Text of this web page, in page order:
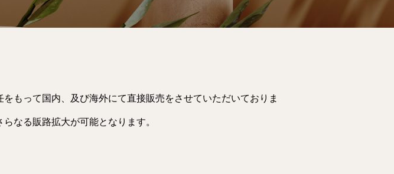
もって国内、及び海外にて直接販売をさせていただいておりま
なる販路拡大が可能となります。